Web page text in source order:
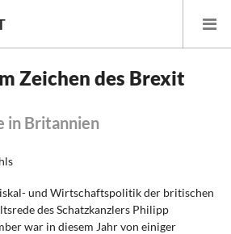
und Finanzpolitik
Zeichen des Brexit
in Britannien
und Wirtschaftspolitik der britischen
des Schatzkanzlers Philipp
war in diesem Jahr von einiger